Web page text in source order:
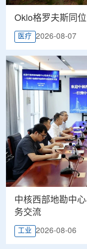
Oklo格罗夫斯同
医疗 2026-08-07
中核西部地勘中
务交流
工业 2026-08-06